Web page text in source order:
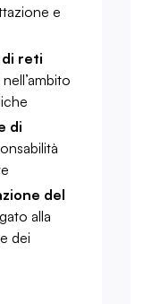
e
di reti
nell’ambito
di
del
alla
dei